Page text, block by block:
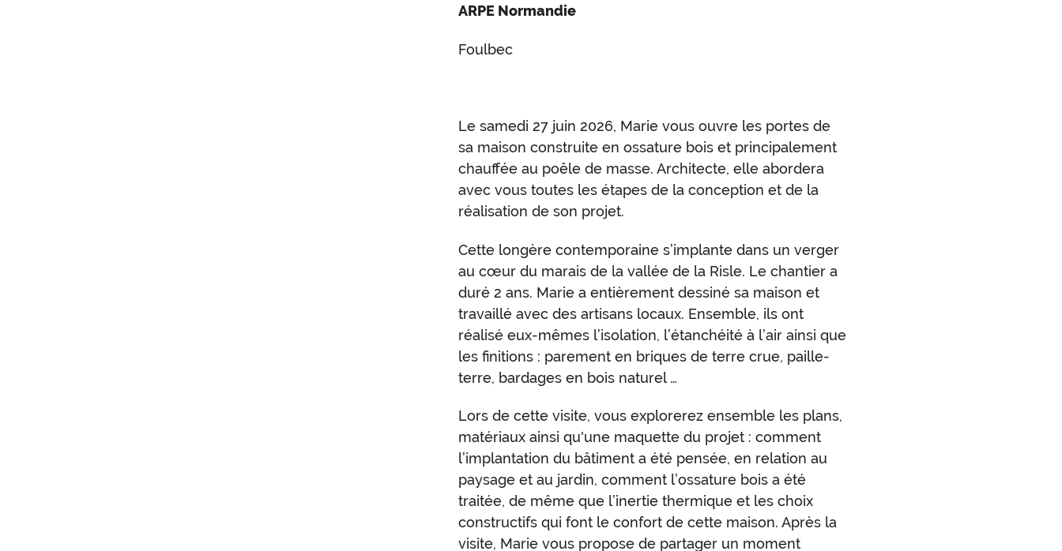
ARPE Normandie
Foulbec
Le samedi 27 juin 2026, Marie vous ouvre les portes de
sa maison construite en ossature bois et principalement
chauffée au poêle de masse. Architecte, elle abordera
avec vous toutes les étapes de la conception et de la
réalisation de son projet.
Cette longère contemporaine s’implante dans un verger
au cœur du marais de la vallée de la Risle. Le chantier a
duré 2 ans. Marie a entièrement dessiné sa maison et
travaillé avec des artisans locaux. Ensemble, ils ont
réalisé eux-mêmes l’isolation, l’étanchéité à l’air ainsi que
les finitions : parement en briques de terre crue, paille-
terre, bardages en bois naturel …
Lors de cette visite, vous explorerez ensemble les plans,
matériaux ainsi qu'une maquette du projet : comment
l’implantation du bâtiment a été pensée, en relation au
paysage et au jardin, comment l’ossature bois a été
traitée, de même que l’inertie thermique et les choix
constructifs qui font le confort de cette maison. Après la
visite, Marie vous propose de partager un moment